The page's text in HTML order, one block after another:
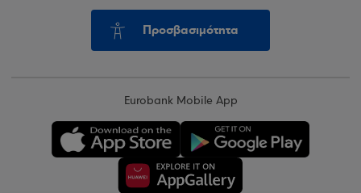
Προσβασιμότητα
Eurobank Mobile App